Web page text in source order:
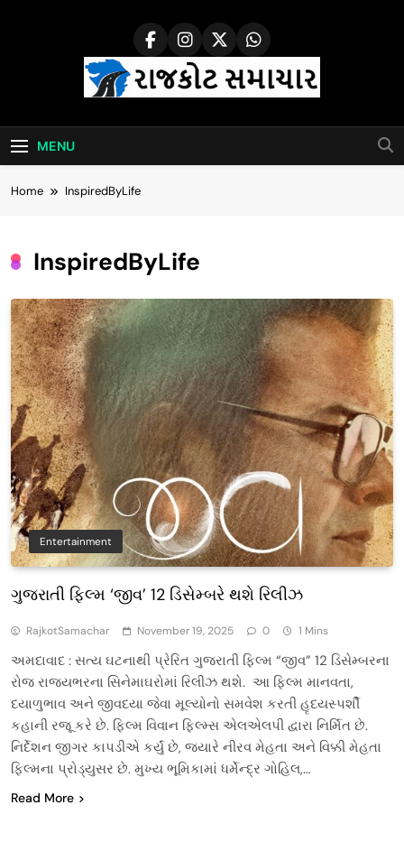
Rajkot Samachar
MENU
Home InspiredByLife
InspiredByLife
Entertainment
ગુજરાતી ફિલ્મ ‘જીવ’ 12 ડિસેમ્બરે થશે રિલીઝ
RajkotSamachar November 19, 2025 0 1 Mins
અમદાવાદ : સત્ય ઘટનાથી પ્રેરિત ગુજરાતી ફિલ્મ “જીવ” 12 ડિસેમ્બરના
રોજ રાજ્યભરના સિનેમાઘરોમાં રિલીઝ થશે. આ ફિલ્મ માનવતા,
દયાળુભાવ અને જીવદયા જેવા મૂલ્યોનો સમવેશ કરતી હૃદયસ્પર્શી
કહાની રજૂ કરે છે. ફિલ્મ વિવાન ફિલ્મ્સ એલએલપી દ્વારા નિર્મિત છે.
નિર્દેશન જીગર કાપડીએ કર્યું છે, જ્યારે નીરવ મેહતા અને વિક્કી મેહતા
ફિલ્મના પ્રોડ્યુસર છે. મુખ્ય ભૂમિકામાં ધર્મેન્દ્ર ગોહિલ,…
Read More